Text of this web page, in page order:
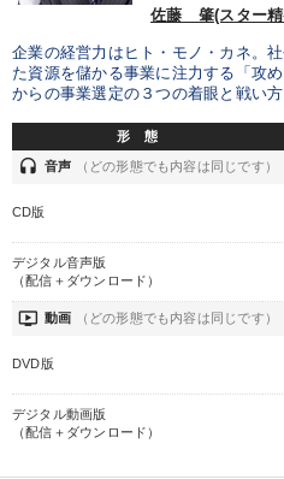
佐藤 肇(スター
企業の経営力はヒト・モノ・カネ。
た資源を儲かる事業に注力する「攻
からの事業選定の３つの着眼と戦い
形 態
headset 音声 （どの形態でも内容は同じです）
CD版
デジタル音声版
（配信＋ダウンロード）
ondemand_video 動画 （どの形態でも内容は同じです）
DVD版
デジタル動画版
（配信＋ダウンロード）